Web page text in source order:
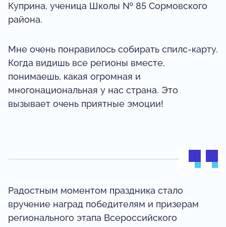
Куприна, ученица Школы № 85 Сормовского
района.
Мне очень понравилось собирать спилс-карту.
Когда видишь все регионы вместе,
понимаешь, какая огромная и
многонациональная у нас страна. Это
вызывает очень приятные эмоции!
Радостным моментом праздника стало
вручение наград победителям и призерам
регионального этапа Всероссийского